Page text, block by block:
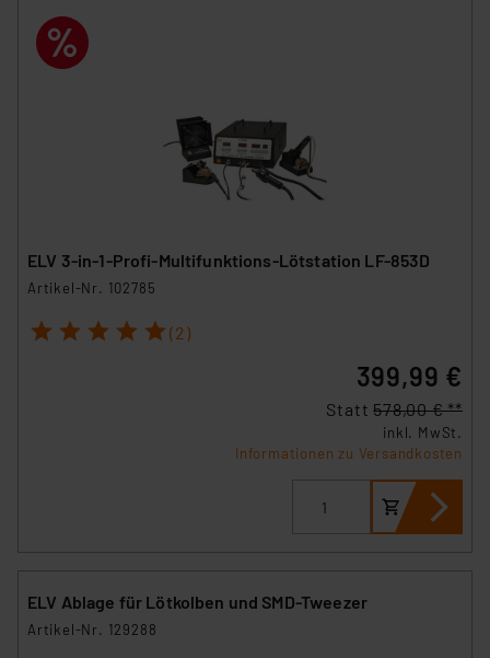
ELV 3-in-1-Profi-Multifunktions-Lötstation LF-853D
Artikel-Nr. 102785
1 2 3 4 5 (2)
399,99 €
Statt578,00 € **
inkl. MwSt.
Informationen zu Versandkosten
ELV Ablage für Lötkolben und SMD-Tweezer
Artikel-Nr. 129288